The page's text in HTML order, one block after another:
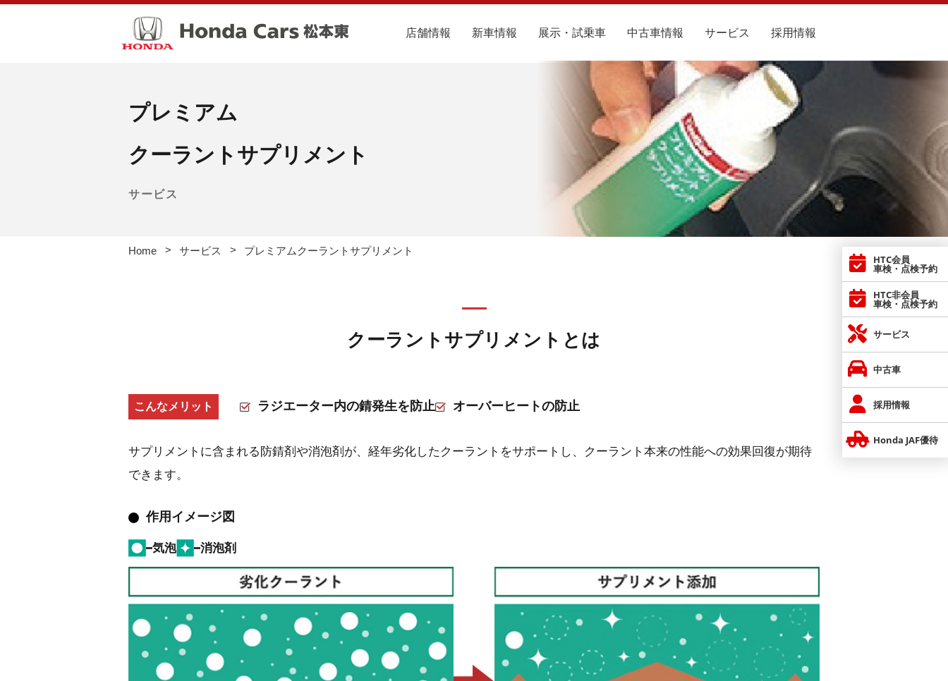
店舗情報 新車情報 展示・試乗車 中古車情報 サービス 採用情報
プレミアム
クーラントサプリメント
サービス
Home サービス プレミアムクーラントサプリメント
クーラントサプリメントとは
こんなメリット ラジエーター内の錆発生を防止 オーバーヒートの防止
サプリメントに含まれる防錆剤や消泡剤が、経年劣化したクーラントをサポートし、クーラント本来の性能への効果回復が期待
できます。
作用イメージ図
気泡 消泡剤
HTC会員
車検・点検予約
HTC非会員
車検・点検予約
サービス
中古車
採用情報
Honda JAF優待